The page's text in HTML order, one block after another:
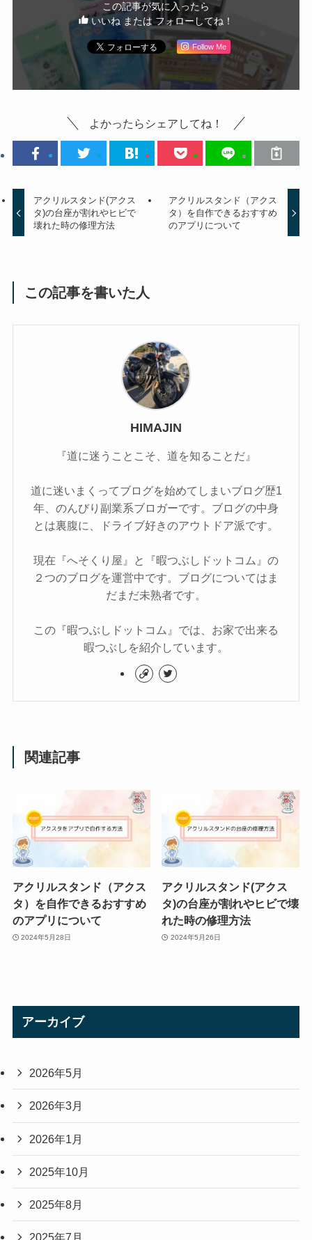
この記事が気に入ったら
いいね または フォローしてね！
Follow Me
よかったらシェアしてね！
アクリルスタンド(アクス
タ)の台座が割れやヒビで
壊れた時の修理方法
アクリルスタンド（アクス
タ）を自作できるおすすめ
のアプリについて
この記事を書いた人
HIMAJIN
『道に迷うことこそ、道を知ることだ』
道に迷いまくってブログを始めてしまいブログ歴1
年、のんびり副業系ブロガーです。ブログの中身
とは裏腹に、ドライブ好きのアウトドア派です。
現在『へそくり屋』と『暇つぶしドットコム』の
２つのブログを運営中です。ブログについてはま
だまだ未熟者です。
この『暇つぶしドットコム』では、お家で出来る
暇つぶしを紹介しています。
関連記事
アクリルスタンド（アクス
タ）を自作できるおすすめ
のアプリについて
2024年5月28日
アクリルスタンド(アクス
タ)の台座が割れやヒビで壊
れた時の修理方法
2024年5月26日
アーカイブ
2026年5月
2026年3月
2026年1月
2025年10月
2025年8月
2025年7月